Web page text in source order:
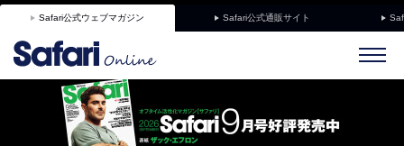
Safari公式ウェブマガジン Safari公式通販サイト